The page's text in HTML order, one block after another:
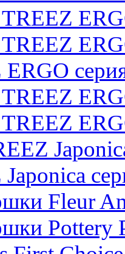
Fleur
Pottery